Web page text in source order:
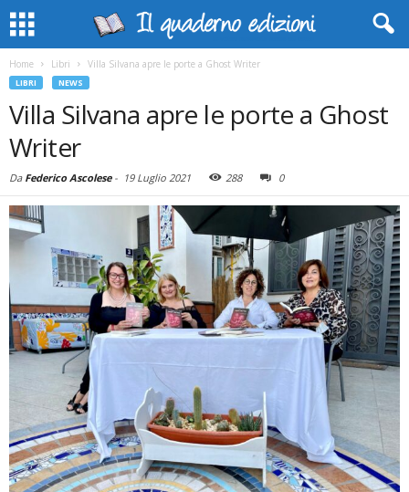
Home Libri Villa Silvana apre le porte a Ghost Writer
LIBRI NEWS
Villa Silvana apre le porte a Ghost
Writer
Da Federico Ascolese- 19 Luglio 2021 288 0